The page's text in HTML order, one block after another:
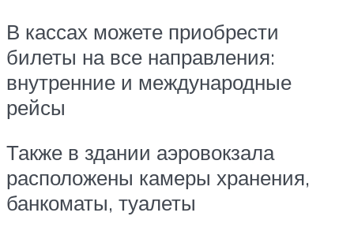
В кассах можете приобрести
билеты на все направления:
внутренние и международные
рейсы
Также в здании аэровокзала
расположены камеры хранения,
банкоматы, туалеты